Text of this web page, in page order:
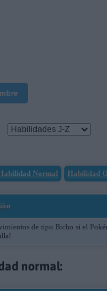
Habilidad
Normal
de tipo Bicho si el
normal: